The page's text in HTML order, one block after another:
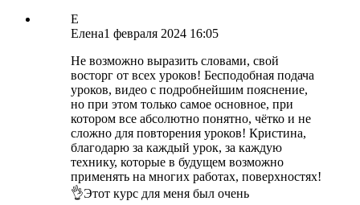
Е
Елена1 февраля 2024 16:05
Не возможно выразить словами, свой
восторг от всех уроков! Бесподобная подача
уроков, видео с подробнейшим пояснение,
но при этом только самое основное, при
котором все абсолютно понятно, чётко и не
сложно для повторения уроков! Кристина,
благодарю за каждый урок, за каждую
технику, которые в будущем возможно
применять на многих работах, поверхностях!
👌Этот курс для меня был очень